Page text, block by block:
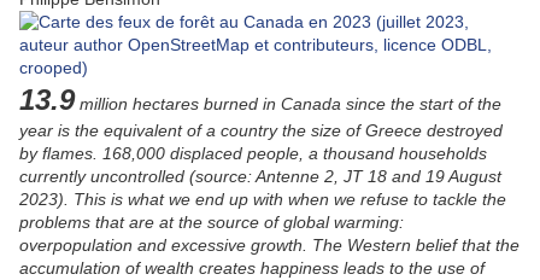
13.9million hectares burned in Canada since the start of the
year is the equivalent of a country the size of Greece destroyed
by flames. 168,000 displaced people, a thousand households
currently uncontrolled (source: Antenne 2, JT 18 and 19 August
2023). This is what we end up with when we refuse to tackle the
problems that are at the source of global warming:
overpopulation and excessive growth. The Western belief that the
accumulation of wealth creates happiness leads to the use of